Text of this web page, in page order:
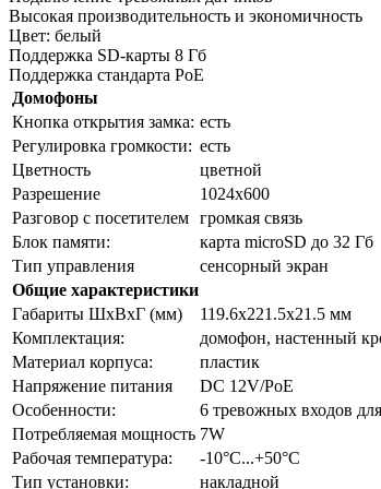
Высокая производительность и экономичность
Цвет: белый
Поддержка SD-карты 8 Гб
Поддержка стандарта PoE
Домофоны
Кнопка открытия замка: есть
Регулировка громкости: есть
Цветность
цветной
Разрешение
1024х600
Разговор с посетителем громкая связь
Блок памяти:
карта microSD до 32 Гб
Тип управления
сенсорный экран
Общие характеристики
Габариты ШxВxГ (мм)
119.6х221.5х21.5 мм
Комплектация:
домофон, настенный
Материал корпуса:
пластик
Напряжение питания
DC 12V/PoE
Особенности:
6 тревожных входов
Потребляемая мощность 7W
Рабочая температура:
-10°C...+50°C
Тип установки:
накладной